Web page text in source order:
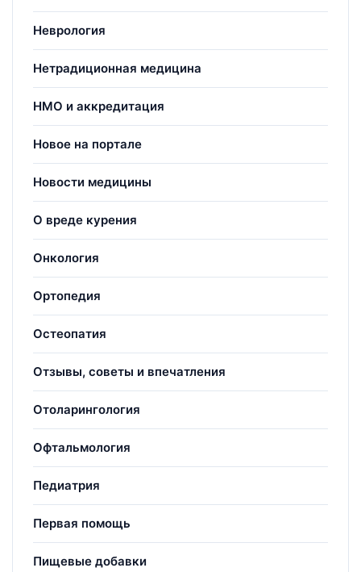
Неврология
Нетрадиционная медицина
НМО и аккредитация
Новое на портале
Новости медицины
О вреде курения
Онкология
Ортопедия
Остеопатия
Отзывы, советы и впечатления
Отоларингология
Офтальмология
Педиатрия
Первая помощь
Пищевые добавки